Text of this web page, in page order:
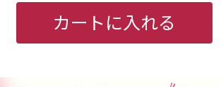
カートに入れる